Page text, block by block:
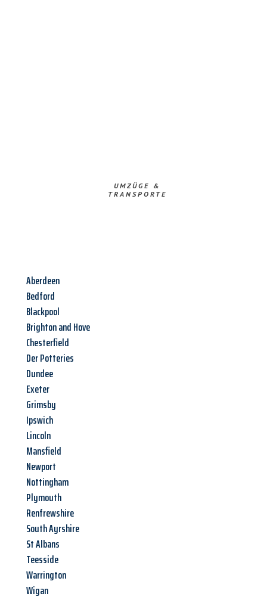
UMZÜGE &
TRANSPORTE
Aberdeen
Bedford
Blackpool
Brighton and Hove
Chesterfield
Der Potteries
Dundee
Exeter
Grimsby
Ipswich
Lincoln
Mansfield
Newport
Nottingham
Plymouth
Renfrewshire
South Ayrshire
St Albans
Teesside
Warrington
Wigan